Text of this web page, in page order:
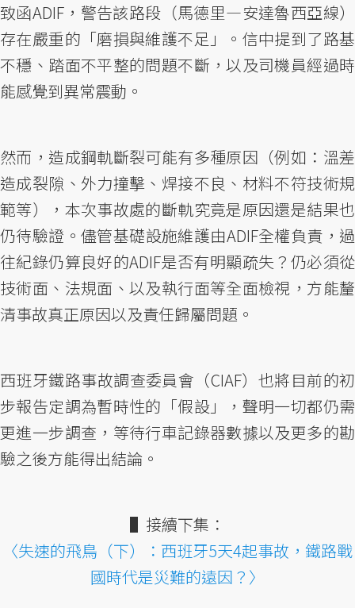
致函ADIF，警告該路段（馬德里—安達魯西亞線）
存在嚴重的「磨損與維護不足」。信中提到了路基
不穩、踏面不平整的問題不斷，以及司機員經過時
能感覺到異常震動。
然而，造成鋼軌斷裂可能有多種原因（例如：溫差
造成裂隙、外力撞擊、焊接不良、材料不符技術規
範等），本次事故處的斷軌究竟是原因還是結果也
仍待驗證。儘管基礎設施維護由ADIF全權負責，過
往紀錄仍算良好的ADIF是否有明顯疏失？仍必須從
技術面、法規面、以及執行面等全面檢視，方能釐
清事故真正原因以及責任歸屬問題。
西班牙鐵路事故調查委員會（CIAF）也將目前的初
步報告定調為暫時性的「假設」，聲明一切都仍需
更進一步調查，等待行車記錄器數據以及更多的勘
驗之後方能得出結論。
▌接續下集：
〈失速的飛鳥（下）：西班牙5天4起事故，鐵路戰
國時代是災難的遠因？〉